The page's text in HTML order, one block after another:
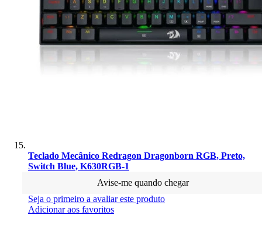
Teclado Mecânico Redragon Dragonborn RGB, Preto,
Switch Blue, K630RGB-1
Avise-me quando chegar
Seja o primeiro a avaliar este produto
Adicionar aos favoritos